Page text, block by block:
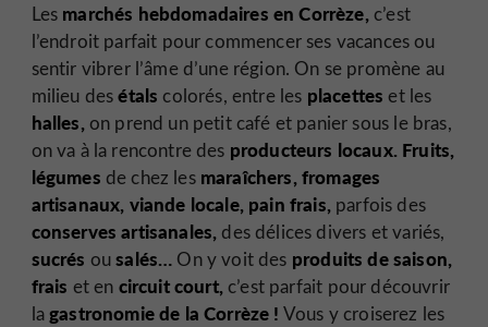
Les marchés hebdomadaires en Corrèze,c’est
l’endroit parfait pour commencer ses vacances ou
sentir vibrer l’âme d’une région. On se promène au
milieu desétals colorés, entre les placettes et les
halles,on prend un petit café et panier sous le bras,
on va à la rencontre des producteurs locaux. Fruits,
légumes de chez les maraîchers, fromages
artisanaux, viande locale, pain frais,parfois des
conserves artisanales, des délices divers et variés,
sucrés ousalés… On y voit des produits de saison,
frais et en circuit court,c’est parfait pour découvrir
lagastronomie de la Corrèze ! Vous y croiserez les